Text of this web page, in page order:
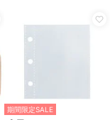
期間限定SALE